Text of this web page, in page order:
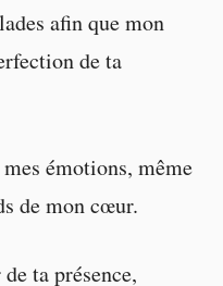
afin que mon
de ta
émotions, même
de mon cœur.
ta présence,